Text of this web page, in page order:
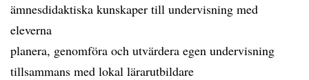
ämnesdidaktiska kunskaper till undervisning med
eleverna
planera, genomföra och utvärdera egen undervisning
tillsammans med lokal lärarutbildare